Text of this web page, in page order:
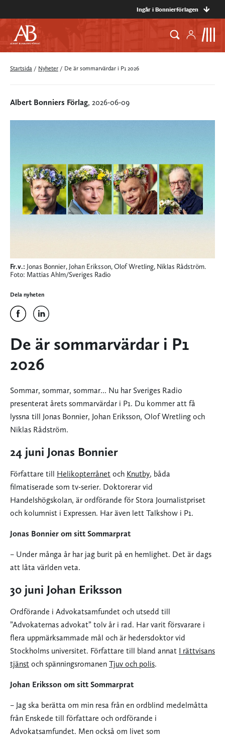
Ingår i Bonnierförlagen
Startsida / Nyheter / De är sommarvärdar i P1 2026
Albert Bonniers Förlag, 2026-06-09
Fr.v.: Jonas Bonnier, Johan Eriksson, Olof Wretling, Niklas Rådström.
Foto: Mattias Ahlm/Sveriges Radio
Dela nyheten
De är sommarvärdar i P1
2026
Sommar, sommar, sommar... Nu har Sveriges Radio
presenterat årets sommarvärdar i P1. Du kommer att få
lyssna till Jonas Bonnier, Johan Eriksson, Olof Wretling och
Niklas Rådström.
24 juni Jonas Bonnier
Författare till Helikopterrånet och Knutby, båda
filmatiserade som tv-serier. Doktorerar vid
Handelshögskolan, är ordförande för Stora Journalistpriset
och kolumnist i Expressen. Har även lett Talkshow i P1.
Jonas Bonnier om sitt Sommarprat
– Under många år har jag burit på en hemlighet. Det är dags
att låta världen veta.
30 juni Johan Eriksson
Ordförande i Advokatsamfundet och utsedd till
”Advokaternas advokat” tolv år i rad. Har varit försvarare i
flera uppmärksammade mål och är hedersdoktor vid
Stockholms universitet. Författare till bland annat I rättvisans
tjänst och spänningsromanen Tjuv och polis.
Johan Eriksson om sitt Sommarprat
– Jag ska berätta om min resa från en ordblind medelmåtta
från Enskede till författare och ordförande i
Advokatsamfundet. Men också om livet som